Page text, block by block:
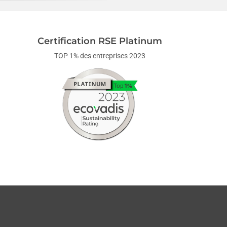
Certification RSE Platinum
TOP 1% des entreprises 2023